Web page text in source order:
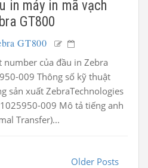
in máy in mã vạch
GT800
GT800
number của đầu in Zebra
009 Thông số kỹ thuật
sản xuất ZebraTechnologies
009 Mô tả tiếng anh
Transfer)...
Older Posts